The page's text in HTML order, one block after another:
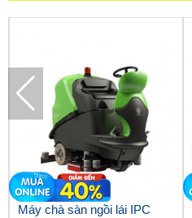
Máy chà sàn ngồi lái IPC